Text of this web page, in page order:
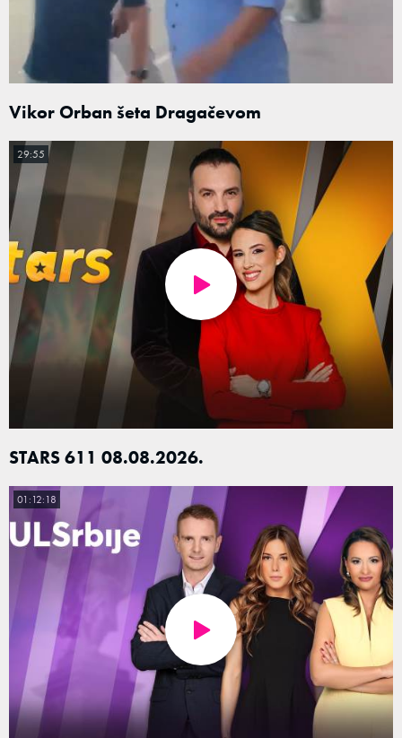
Vikor Orban šeta Dragačevom
STARS 611 08.08.2026.
29:55
01:12:18